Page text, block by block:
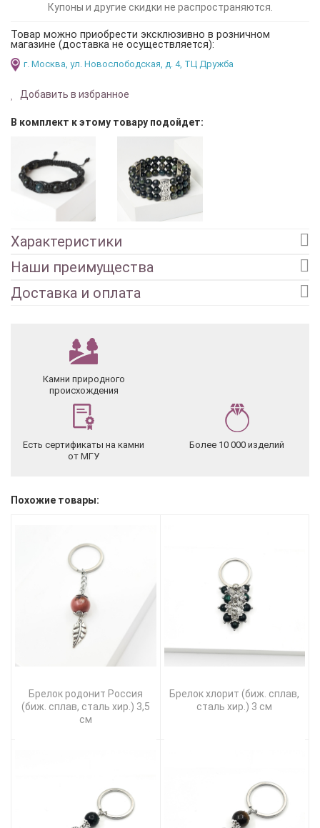
Купоны и другие скидки не распространяются.
Товар можно приобрести эксклюзивно в розничном
магазине (доставка не осуществляется):
г. Москва, ул. Новослободская, д. 4, ТЦ Дружба
Добавить в избранное
В комплект к этому товару подойдет:
Характеристики
Наши преимущества
Доставка и оплата
Камни природного
происхождения
Есть сертификаты на камни
от МГУ
Более 10 000 изделий
Похожие товары:
Брелок родонит Россия
(биж. сплав, сталь хир.) 3,5
см
Брелок хлорит (биж. сплав,
сталь хир.) 3 см